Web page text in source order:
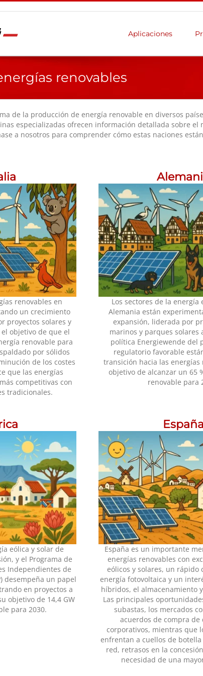
Aplicaciones
renovables
de la producción de energía renovable en diversos
especializadas ofrecen información detallada sobre
a nosotros para comprender cómo estas naciones
renovables en
un crecimiento
proyectos solares y
objetivo de que el
renovable para
por sólidos
de los costes
que las energías
competitivas con
tradicionales.
Los sectores de la energía
Alemania están
expansión, liderada por
marinos y parques solares
política Energiewende del
regulatorio favorable
transición hacia las energías
objetivo de alcanzar un 65
renovable para
eólica y solar de
y el Programa de
Independientes de
desempeña un papel
en proyectos a
objetivo de 14,4 GW
para 2030.
España
España es un importante
energías renovables con
eólicos y solares, un rápido
energía fotovoltaica y un
híbridos, el almacenamiento
Las principales
subastas, los mercados
acuerdos de compra de
corporativos, mientras que
enfrentan a cuellos de
red, retrasos en la
necesidad de una